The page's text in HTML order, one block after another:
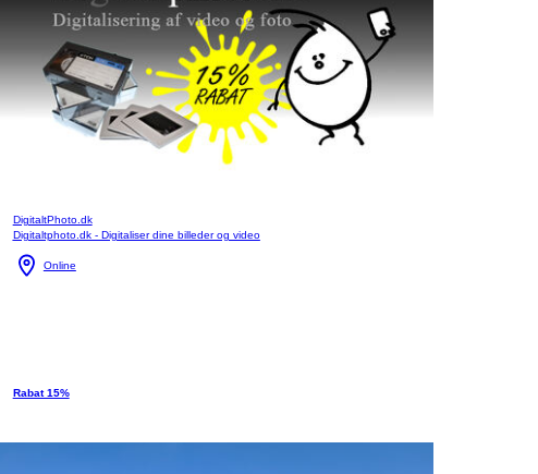
DigitaltPhoto.dk
Digitaltphoto.dk - Digitaliser dine billeder og video
Online
Rabat 15%